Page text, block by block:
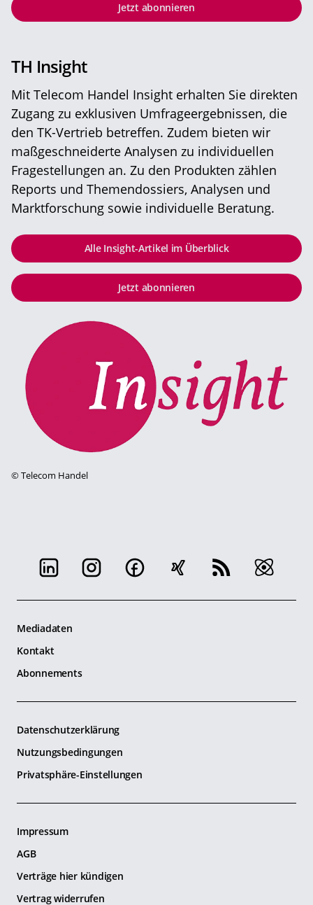
Jetzt abonnieren
©Telecom Handel
TH Insight
Mit Telecom Handel Insight erhalten Sie direkten
Zugang zu exklusiven Umfrageergebnissen, die
den TK-Vertrieb betreffen. Zudem bieten wir
maßgeschneiderte Analysen zu individuellen
Fragestellungen an. Zu den Produkten zählen
Reports und Themendossiers, Analysen und
Marktforschung sowie individuelle Beratung.
Alle Insight-Artikel im Überblick
Jetzt abonnieren
Mediadaten
Kontakt
Abonnements
Datenschutzerklärung
Nutzungsbedingungen
Privatsphäre-Einstellungen
Impressum
AGB
Verträge hier kündigen
Vertrag widerrufen